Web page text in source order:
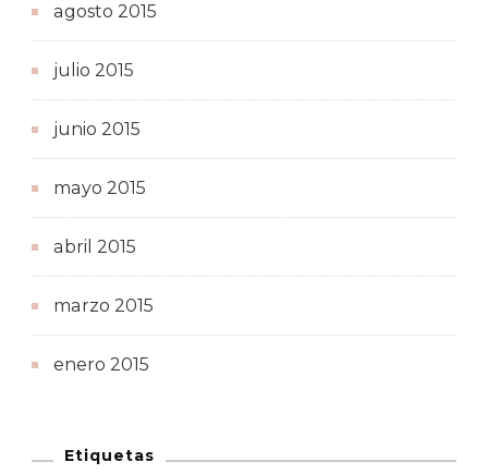
agosto 2015
julio 2015
junio 2015
mayo 2015
abril 2015
marzo 2015
enero 2015
Etiquetas